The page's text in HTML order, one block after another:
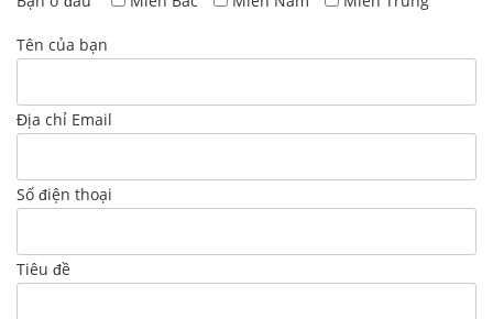
Tên của bạn
Địa chỉ Email
Số điện thoại
Tiêu đề